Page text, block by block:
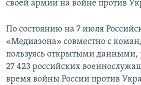
своей армии на войне против
По состоянию на 7 июля
«Медиазона» совместно с
пользуясь открытыми данными,
27 423 российских
время войны России против